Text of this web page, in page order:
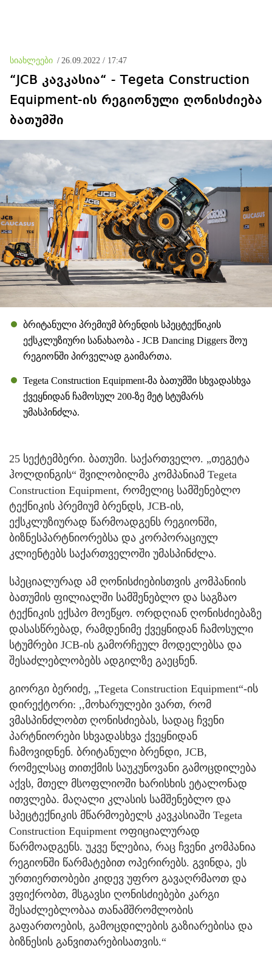
სიახლეები / 26.09.2022 / 17:47
“JCB კავკასია“ - Tegeta Construction
Equipment-ის რეგიონული ღონისძიება
ბათუმში
ბრიტანული პრემიუმ ბრენდის სპეცტექნიკის
ექსკლუზიური სანახაობა - JCB Dancing Diggers შოუ
რეგიონში პირველად გაიმართა.
Tegeta Construction Equipment-მა ბათუმში სხვადასხვა
ქვეყნიდან ჩამოსულ 200-ზე მეტ სტუმარს
უმასპინძლა.
25 სექტემბერი. ბათუმი. საქართველო. „თეგეტა
ჰოლდინგის“ შვილობილმა კომპანიამ Tegeta
Construction Equipment, რომელიც სამშენებლო
ტექნიკის პრემიუმ ბრენდს, JCB-ის,
ექსკლუზიურად წარმოადგენს რეგიონში,
ბიზნესპარტნიორებსა და კორპორაციულ
კლიენტებს საქართველოში უმასპინძლა.
სპეციალურად ამ ღონისძიებისთვის კომპანიის
ბათუმის ფილიალში სამშენებლო და საგზაო
ტექნიკის ექსპო მოეწყო. ორდღიან ღონისძიებაზე
დასასწრებად, რამდენიმე ქვეყნიდან ჩამოსული
სტუმრები JCB-ის გამორჩეულ მოდელებსა და
შესაძლებლობებს ადგილზე გაეცნენ.
გიორგი ბერიძე, „Tegeta Construction Equipment“-ის
დირექტორი: ,,მოხარულები ვართ, რომ
ვმასპინძლობთ ღონისძიებას, სადაც ჩვენი
პარტნიორები სხვადასხვა ქვეყნიდან
ჩამოვიდნენ. ბრიტანული ბრენდი, JCB,
რომელსაც თითქმის საუკუნოვანი გამოცდილება
აქვს, მთელ მსოფლიოში ხარისხის ეტალონად
ითვლება. მაღალი კლასის სამშენებლო და
სპეცტექნიკის მწარმოებელს კავკასიაში Tegeta
Construction Equipment ოფიციალურად
წარმოადგენს. უკვე წლებია, რაც ჩვენი კომპანია
რეგიონში წარმატებით ოპერირებს. გვინდა, ეს
ურთიერთობები კიდევ უფრო გავაღრმაოთ და
ვფიქრობთ, მსგავსი ღონისძიებები კარგი
შესაძლებლობაა თანამშრომლობის
გაფართოების, გამოცდილების გაზიარებისა და
ბიზნესის განვითარებისათვის.“